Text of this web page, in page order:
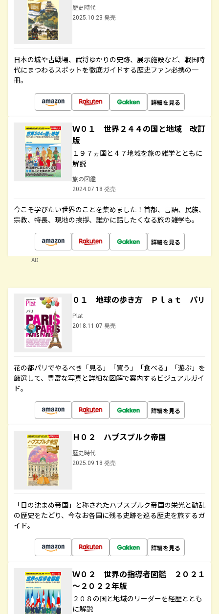
歴史時代
2025.10.23 発売
日本の城や古戦場、武将ゆかりの史跡、展示施設など、戦国時
代にまつわるスポットを徹底ガイドする歴史ファン必携の一
冊。
詳細を見る
Ｗ０１ 世界２４４の国と地域 改訂
版
１９７ヵ国と４７地域を旅の雑学とともに
解説
旅の図鑑
2024.07.18 発売
今こそ学びたい世界のことを集めました！首都、言語、民族、
宗教、特長、現地の挨拶、誰かに話したくなる旅の雑学も。
詳細を見る
AD
０１ 地球の歩き方 Ｐｌａｔ パリ
Plat
2018.11.07 発売
花の都パリでやるべき「見る」「買う」「食べる」「遊ぶ」を
厳選して、豊富な写真と詳細な図解で案内するビジュアルガイ
ド。
詳細を見る
Ｈ０２ ハプスブルク帝国
歴史時代
2025.09.18 発売
「日の沈まぬ帝国」と称されたハプスブルク帝国の栄光と動乱
の歴史をたどり、今なお各国に残る史跡を巡る歴史を旅するガ
イド。
詳細を見る
Ｗ０２ 世界の指導者図鑑 ２０２１
～２０２２年版
２０８の国と地域のリーダーを経歴ととも
に解説